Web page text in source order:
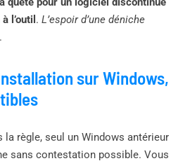
l’outil . L’espoir d’une déniche
.
sur Windows,
la règle, seul un Windows antérieur
sans contestation possible. Vous